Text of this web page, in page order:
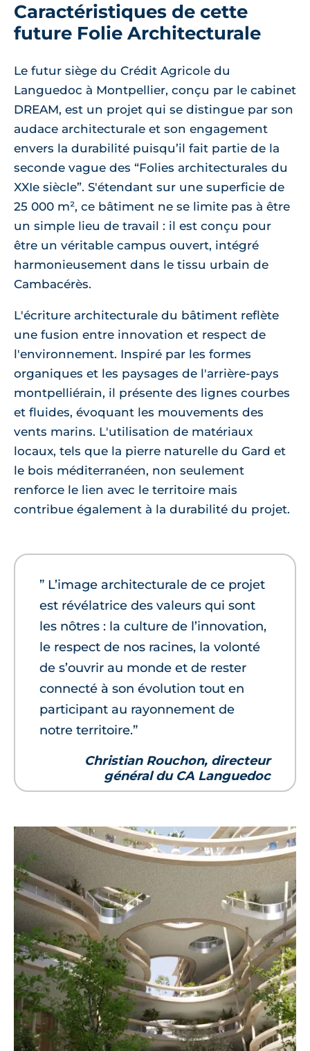
Caractéristiques de cette
future Folie Architecturale
Le futur siège du Crédit Agricole du
Languedoc à Montpellier, conçu par le cabinet
DREAM, est un projet qui se distingue par son
audace architecturale et son engagement
envers la durabilité puisqu’il fait partie de la
seconde vague des “Folies architecturales du
XXIe siècle”. S'étendant sur une superficie de
25 000 m², ce bâtiment ne se limite pas à être
un simple lieu de travail : il est conçu pour
être un véritable campus ouvert, intégré
harmonieusement dans le tissu urbain de
Cambacérès.
L'écriture architecturale du bâtiment reflète
une fusion entre innovation et respect de
l'environnement. Inspiré par les formes
organiques et les paysages de l'arrière-pays
montpelliérain, il présente des lignes courbes
et fluides, évoquant les mouvements des
vents marins. L'utilisation de matériaux
locaux, tels que la pierre naturelle du Gard et
le bois méditerranéen, non seulement
renforce le lien avec le territoire mais
contribue également à la durabilité du projet.
” L’image architecturale de ce projet
est révélatrice des valeurs qui sont
les nôtres : la culture de l’innovation,
le respect de nos racines, la volonté
de s’ouvrir au monde et de rester
connecté à son évolution tout en
participant au rayonnement de
notre territoire.”
Christian Rouchon, directeur
général du CA Languedoc